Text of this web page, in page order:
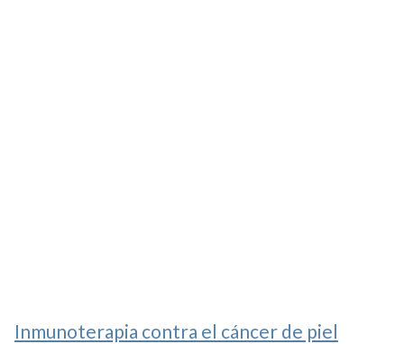
Inmunoterapia contra el cáncer de piel